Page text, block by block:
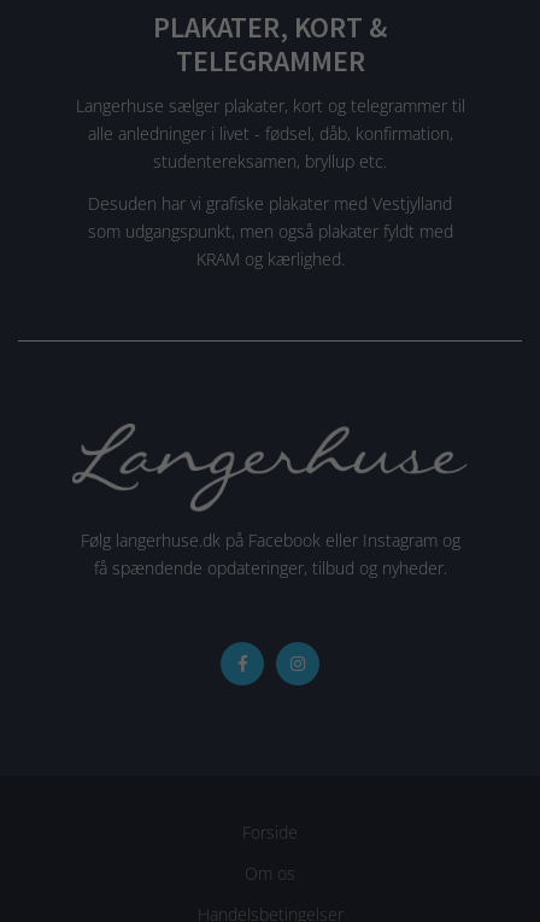
PLAKATER, KORT &
TELEGRAMMER
Langerhuse sælger plakater, kort og telegrammer til
alle anledninger i livet - fødsel, dåb, konfirmation,
studentereksamen, bryllup etc.
Desuden har vi grafiske plakater med Vestjylland
som udgangspunkt, men også plakater fyldt med
KRAM og kærlighed.
Følg langerhuse.dk på Facebook eller Instagram og
få spændende opdateringer, tilbud og nyheder.
Forside
Om os
Handelsbetingelser